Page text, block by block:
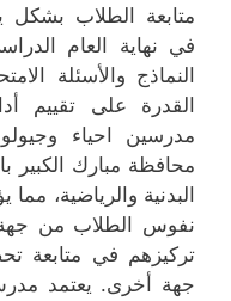
متابعة الطلاب بشكل
في نهاية العام
النماذج والأسئلة
القدرة على تقييم
مدرسين احياء
محافظة مبارك الكبير
البدنية والرياضية،
نفوس الطلاب من
تركيزهم في متابعة
جهة أخرى. يعتمد